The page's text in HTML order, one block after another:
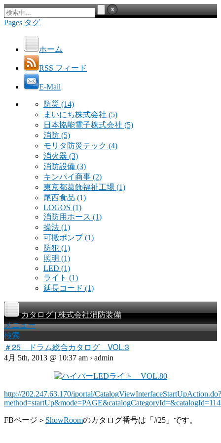
Pages タグ
ホーム
RSS フィード
E-Mail
防災 (14)
まいにち株式会社 (5)
日本協能電子株式会社 (5)
消防 (5)
モリタ防災テック (4)
消火器 (3)
消防設備 (3)
キンパイ商事 (2)
東京都葛飾福祉工場 (1)
尾西食品 (1)
LOGOS (1)
消防用ホース (1)
操法 (1)
可搬ポンプ(1)
防犯 (1)
照明 (1)
LED (1)
ライト (1)
延長コード (1)
カタログ | 株式会社消防装備
メニュー
検索
＃25 ドラム総合カタログ VOL.3
4月 5th, 2013 @ 10:37 am › admin
http://202.247.63.170/iportal/CatalogViewInterfaceStartUpAction.do?
FBページ＞ ShowRoomのカタログ番号は「#25」です。